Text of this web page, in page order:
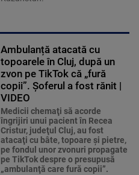
Ambulanță atacată cu
topoarele în Cluj, după un
zvon pe TikTok că „fură
copii”. Șoferul a fost rănit |
VIDEO
Medicii chemaţi să acorde
îngrijiri unui pacient în Recea
Cristur, judeţul Cluj, au fost
atacaţi cu bâte, topoare şi pietre,
pe fondul unor zvonuri propagate
pe TikTok despre o presupusă
„ambulanţă care fură copii”.